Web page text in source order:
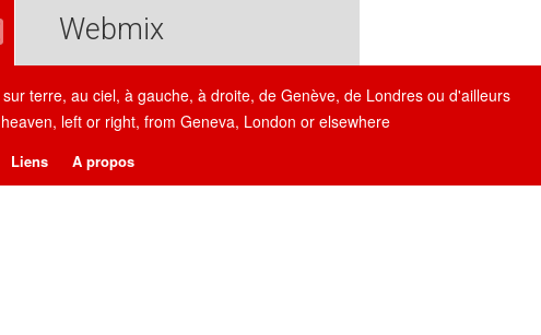
Webmix
terre, au ciel, à gauche, à droite, de Genève, de Londres ou d'ailleurs
left or right, from Geneva, London or elsewhere
Liens A propos